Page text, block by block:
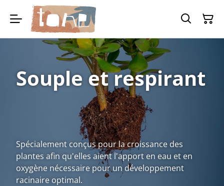
Pots en textile
fabriqués dans
notre atelier
Des pots légers et respirants pour l'intérieur avec
coupelle étanche intégrée et système de remontée
d'eau par capillarité.
Souple et respirant
Spécialement conçus pour la croissance des
plantes afin qu'elles aient l'apport en eau et en
oxygène nécessaire pour un développement
racinaire optimal.